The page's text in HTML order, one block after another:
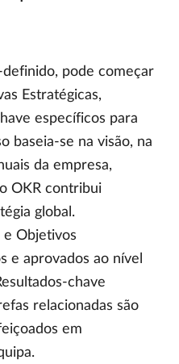
pode começar
Estratégicas,
específicos para
baseia-se na visão, na
da empresa,
OKR contribui
global.
e Objetivos
e aprovados ao nível
chave
relacionadas são
em